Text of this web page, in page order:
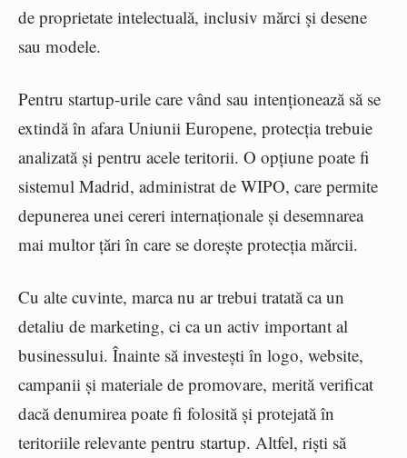
de proprietate intelectuală, inclusiv mărci și desene
sau modele.
Pentru startup-urile care vând sau intenționează să se
extindă în afara Uniunii Europene, protecția trebuie
analizată și pentru acele teritorii. O opțiune poate fi
sistemul Madrid, administrat de WIPO, care permite
depunerea unei cereri internaționale și desemnarea
mai multor țări în care se dorește protecția mărcii.
Cu alte cuvinte, marca nu ar trebui tratată ca un
detaliu de marketing, ci ca un activ important al
businessului. Înainte să investești în logo, website,
campanii și materiale de promovare, merită verificat
dacă denumirea poate fi folosită și protejată în
teritoriile relevante pentru startup. Altfel, riști să